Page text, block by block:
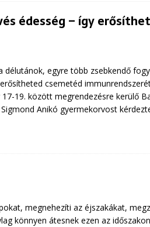
édesség – így
egyre több zsebkendő
csemetéd
19. között megrendezésre kerülő
Anikó gyermekorvost
megnehezíti az éjszakákat,
könnyen átesnek ezen az